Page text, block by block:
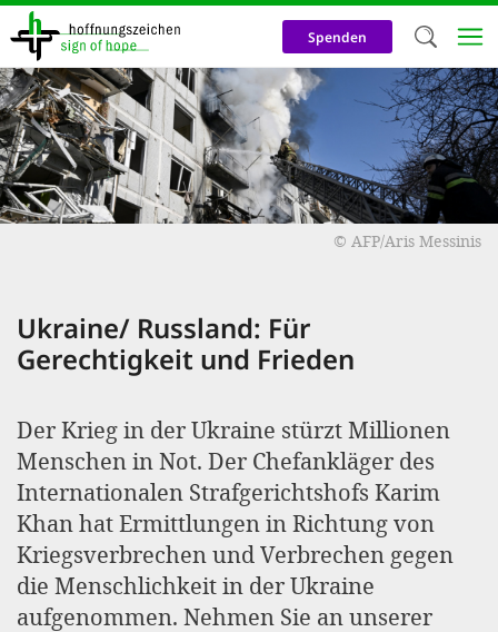
Direkt
zum
Inhalt
Spenden
© AFP/Aris Messinis
Ukraine/ Russland: Für
Gerechtigkeit und Frieden
Der Krieg in der Ukraine stürzt Millionen
Menschen in Not. Der Chefankläger des
Internationalen Strafgerichtshofs Karim
Khan hat Ermittlungen in Richtung von
Kriegsverbrechen und Verbrechen gegen
die Menschlichkeit in der Ukraine
aufgenommen. Nehmen Sie an unserer
Herzlich
Wir
auf
Neben
Online-